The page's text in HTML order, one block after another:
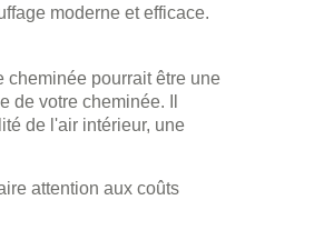
moderne et efficace.
cheminée pourrait être une
votre cheminée. Il
de l'air intérieur, une
attention aux coûts